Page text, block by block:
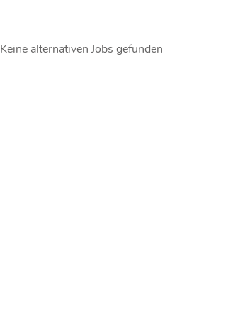
Keine alternativen Jobs gefunden